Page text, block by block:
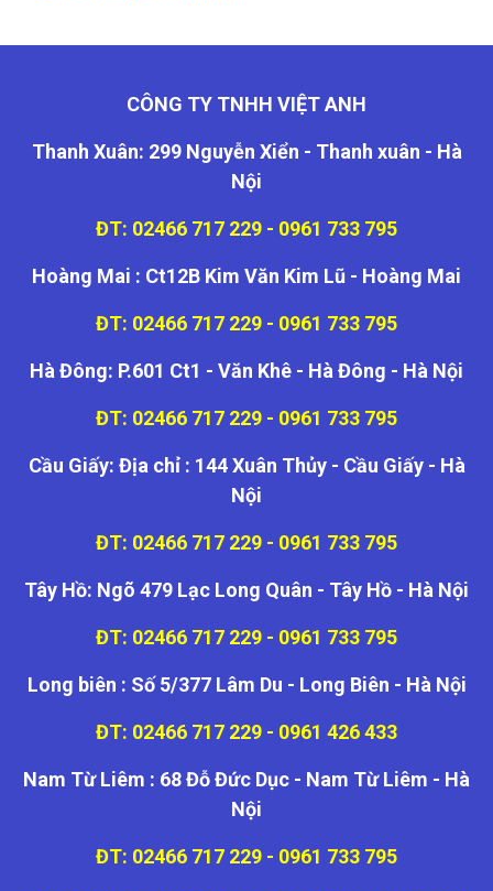
CÔNG TY TNHH VIỆT ANH
Thanh Xuân: 299 Nguyễn Xiển - Thanh xuân - Hà
Nội
ĐT: 02466 717 229 - 0961 733 795
Hoàng Mai : Ct12B Kim Văn Kim Lũ - Hoàng Mai
ĐT: 02466 717 229 - 0961 733 795
Hà Đông: P.601 Ct1 - Văn Khê - Hà Đông - Hà Nội
ĐT: 02466 717 229 - 0961 733 795
Cầu Giấy: Địa chỉ : 144 Xuân Thủy - Cầu Giấy - Hà
Nội
ĐT: 02466 717 229 - 0961 733 795
Tây Hồ: Ngõ 479 Lạc Long Quân - Tây Hồ - Hà Nội
ĐT: 02466 717 229 - 0961 733 795
Long biên : Số 5/377 Lâm Du - Long Biên - Hà Nội
ĐT: 02466 717 229 - 0961 426 433
Nam Từ Liêm : 68 Đỗ Đức Dục - Nam Từ Liêm - Hà
Nội
ĐT: 02466 717 229 - 0961 733 795